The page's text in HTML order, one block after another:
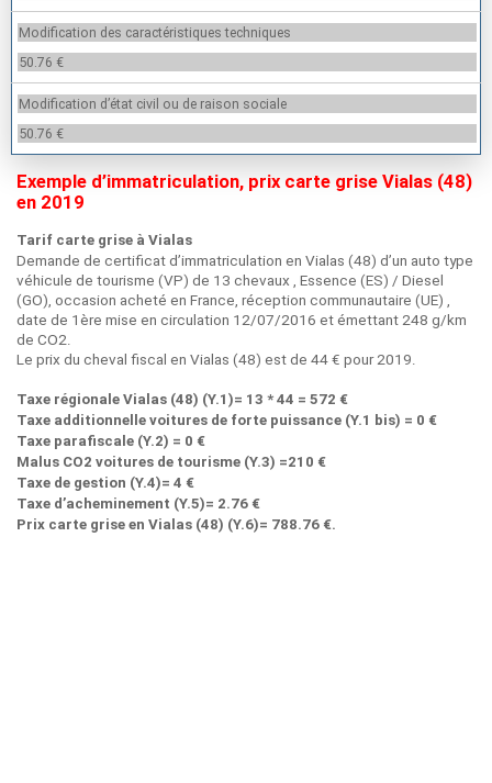
Modification des caractéristiques techniques
50.76 €
Modification d’état civil ou de raison sociale
50.76 €
Exemple d’immatriculation, prix carte grise Vialas (48)
en 2019
Tarif carte grise à Vialas
Demande de certificat d’immatriculation en Vialas (48) d’un auto type
véhicule de tourisme (VP) de 13 chevaux , Essence (ES) / Diesel
(GO), occasion acheté en France, réception communautaire (UE) ,
date de 1ère mise en circulation 12/07/2016 et émettant 248 g/km
de CO2.
Le prix du cheval fiscal en Vialas (48) est de 44 € pour 2019.
Taxe régionale Vialas (48) (Y.1)= 13 * 44 = 572 €
Taxe additionnelle voitures de forte puissance (Y.1 bis) = 0 €
Taxe parafiscale (Y.2) = 0 €
Malus CO2 voitures de tourisme (Y.3) =210 €
Taxe de gestion (Y.4)= 4 €
Taxe d’acheminement (Y.5)= 2.76 €
Prix carte grise en Vialas (48) (Y.6)= 788.76 €.